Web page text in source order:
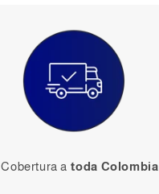
Cobertura a toda Colombia